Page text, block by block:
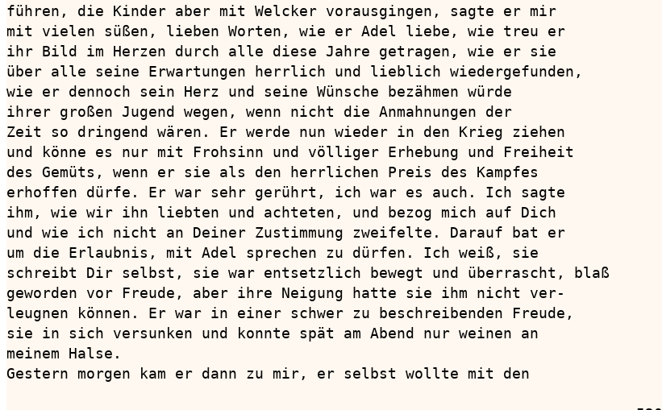
führen, die Kinder aber mit Welcker vorausgingen, sagte er mir
mit vielen süßen, lieben Worten, wie er Adel liebe, wie treu er
ihr Bild im Herzen durch alle diese Jahre getragen, wie er sie
über alle seine Erwartungen herrlich und lieblich wiedergefunden,
wie er dennoch sein Herz und seine Wünsche bezähmen würde
ihrer großen Jugend wegen, wenn nicht die Anmahnungen der
Zeit so dringend wären. Er werde nun wieder in den Krieg ziehen
und könne es nur mit Frohsinn und völliger Erhebung und Freiheit
des Gemüts, wenn er sie als den herrlichen Preis des Kampfes
erhoffen dürfe. Er war sehr gerührt, ich war es auch. Ich sagte
ihm, wie wir ihn liebten und achteten, und bezog mich auf Dich
und wie ich nicht an Deiner Zustimmung zweifelte. Darauf bat er
um die Erlaubnis, mit Adel sprechen zu dürfen. Ich weiß, sie
schreibt Dir selbst, sie war entsetzlich bewegt und überrascht, blaß
geworden vor Freude, aber ihre Neigung hatte sie ihm nicht ver-
leugnen können. Er war in einer schwer zu beschreibenden Freude,
sie in sich versunken und konnte spät am Abend nur weinen an
meinem Halse.
Gestern morgen kam er dann zu mir, er selbst wollte mit den